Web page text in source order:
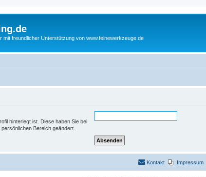
mit freundlicher Unterstützung von www.feinewerkzeuge.de
hinterlegt ist. Diese haben Sie bei
Bereich geändert.
Impressum
Kontakt